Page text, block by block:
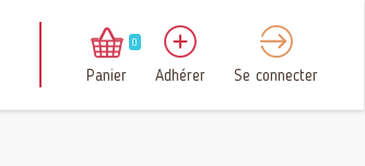
0
Panier Adhérer Se connecter